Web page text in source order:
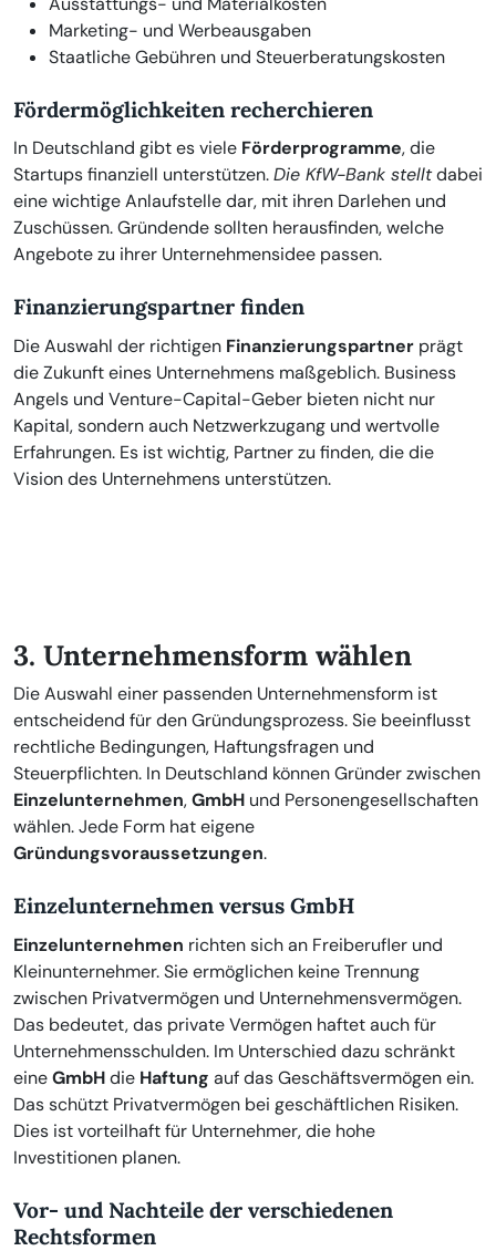
Marketing- und Werbeausgaben
Staatliche Gebühren und Steuerberatungskosten
Fördermöglichkeiten recherchieren
In Deutschland gibt es viele Förderprogramme, die
Startups finanziell unterstützen.Die KfW-Bank stelltdabei
eine wichtige Anlaufstelle dar, mit ihren Darlehen und
Zuschüssen. Gründende sollten herausfinden, welche
Angebote zu ihrer Unternehmensidee passen.
Finanzierungspartner finden
Die Auswahl der richtigen Finanzierungspartner prägt
die Zukunft eines Unternehmens maßgeblich. Business
Angels und Venture-Capital-Geber bieten nicht nur
Kapital, sondern auch Netzwerkzugang und wertvolle
Erfahrungen. Es ist wichtig, Partner zu finden, die die
Vision des Unternehmens unterstützen.
3. Unternehmensform wählen
Die Auswahl einer passenden Unternehmensform ist
entscheidend für den Gründungsprozess. Sie beeinflusst
rechtliche Bedingungen, Haftungsfragen und
Steuerpflichten. In Deutschland können Gründer zwischen
Einzelunternehmen,GmbH und Personengesellschaften
wählen. Jede Form hat eigene
Gründungsvoraussetzungen.
Einzelunternehmen versus GmbH
Einzelunternehmen richten sich an Freiberufler und
Kleinunternehmer. Sie ermöglichen keine Trennung
zwischen Privatvermögen und Unternehmensvermögen.
Das bedeutet, das private Vermögen haftet auch für
Unternehmensschulden. Im Unterschied dazu schränkt
eineGmbHdie Haftung auf das Geschäftsvermögen ein.
Das schützt Privatvermögen bei geschäftlichen Risiken.
Dies ist vorteilhaft für Unternehmer, die hohe
Investitionen planen.
Vor- und Nachteile der verschiedenen
Rechtsformen